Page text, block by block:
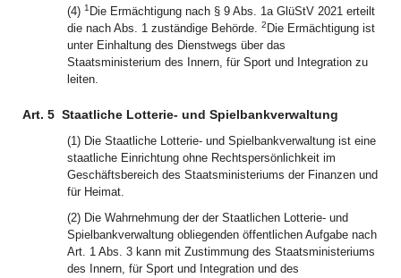
(4) 1 Die Ermächtigung nach § 9 Abs. 1a GlüStV 2021 erteilt
die nach Abs. 1 zuständige Behörde. 2 Die Ermächtigung ist
unter Einhaltung des Dienstwegs über das
Staatsministerium des Innern, für Sport und Integration zu
leiten.
Art. 5 Staatliche Lotterie- und Spielbankverwaltung
(1) Die Staatliche Lotterie- und Spielbankverwaltung ist eine
staatliche Einrichtung ohne Rechtspersönlichkeit im
Geschäftsbereich des Staatsministeriums der Finanzen und
für Heimat.
(2) Die Wahrnehmung der der Staatlichen Lotterie- und
Spielbankverwaltung obliegenden öffentlichen Aufgabe nach
Art. 1 Abs. 3 kann mit Zustimmung des Staatsministeriums
des Innern, für Sport und Integration und des